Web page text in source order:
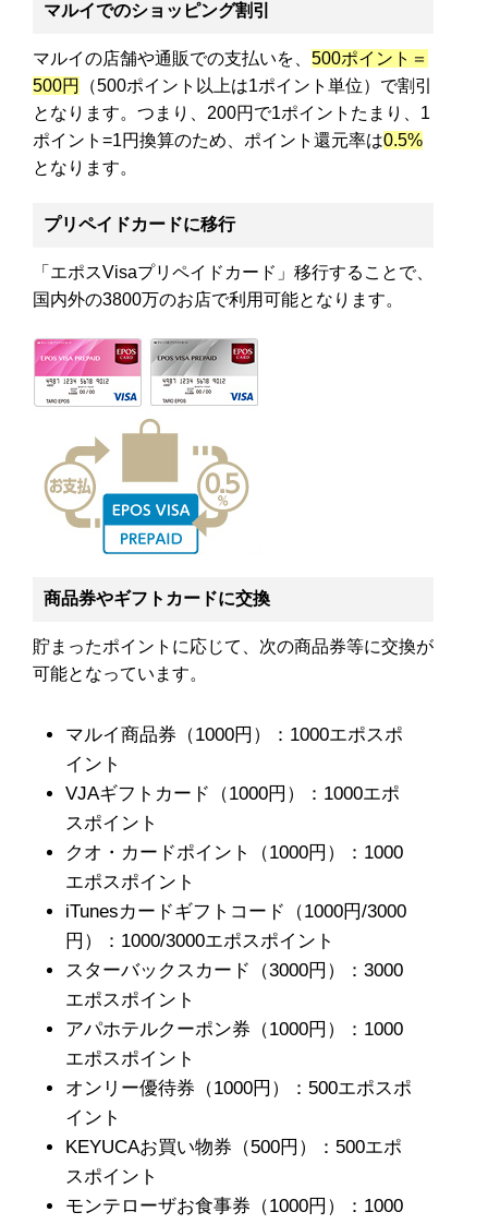
マルイでのショッピング割引
マルイの店舗や通販での支払いを、 500ポイント＝
500円
（500ポイント以上は1ポイント単位）で割引
となります。つまり、200円で1ポイントたまり、1
ポイント=1円換算のため、ポイント還元率は0.5%
となります。
プリペイドカードに移行
「エポスVisaプリペイドカード」移行することで、
国内外の3800万のお店で利用可能となります。
商品券やギフトカードに交換
貯まったポイントに応じて、次の商品券等に交換が
可能となっています。
マルイ商品券（1000円）：1000エポスポ
イント
VJAギフトカード（1000円）：1000エポ
スポイント
クオ・カードポイント（1000円）：1000
エポスポイント
iTunesカードギフトコード（1000円/3000
円）：1000/3000エポスポイント
スターバックスカード（3000円）：3000
エポスポイント
アパホテルクーポン券（1000円）：1000
エポスポイント
オンリー優待券（1000円）：500エポスポ
イント
KEYUCAお買い物券（500円）：500エポ
スポイント
モンテローザお食事券（1000円）：1000